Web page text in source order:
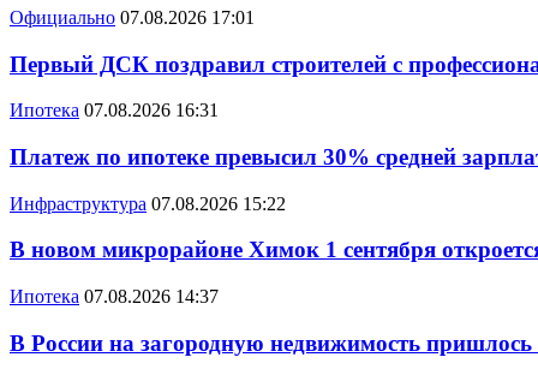
Официально 07.08.2026 17:01
Первый ДСК поздравил строителей с
Ипотека 07.08.2026 16:31
Платеж по ипотеке превысил 30% средней
Инфраструктура 07.08.2026 15:22
В новом микрорайоне Химок 1 сентября
Ипотека 07.08.2026 14:37
В России на загородную недвижимость